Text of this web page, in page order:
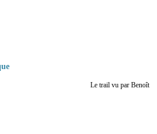
Le trail vu par Benoît